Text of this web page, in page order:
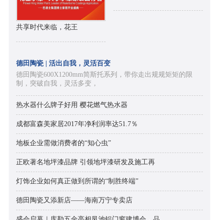
共享时代来临，花王
德田陶瓷 | 活出自我，灵活百变
德田陶瓷600X1200mm简斯托系列，带你走出规规矩矩的限
制，突破自我，灵活多变，
热水器什么牌子好用 樱花燃气热水器
成都富森美家居2017年净利润率达51.7％
地板企业需做消费者的“知心虫”
正欧著名地坪漆品牌 引领地坪漆研发及施工再
灯饰企业如何真正做到所谓的“制胜终端”
德田陶瓷又添新店——海南万宁专卖店